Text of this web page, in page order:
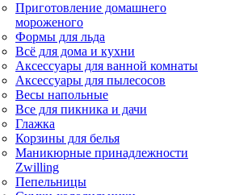
Приготовление домашнего
мороженого
Формы для льда
Всё для дома и кухни
Аксессуары для ванной комнаты
Аксессуары для пылесосов
Весы напольные
Все для пикника и дачи
Глажка
Корзины для белья
Маникюрные принадлежности
Zwilling
Пепельницы